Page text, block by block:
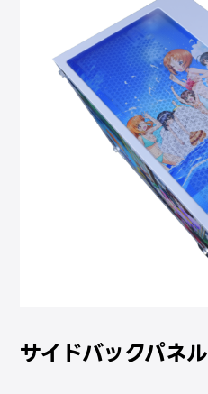
サイドバックパネル